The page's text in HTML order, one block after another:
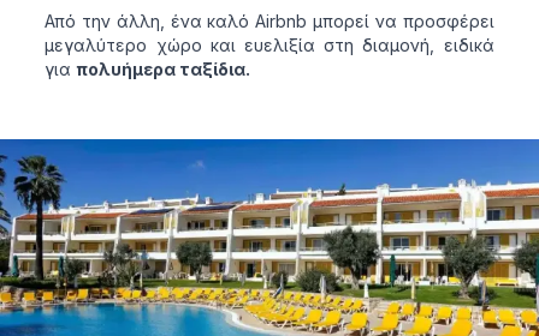
Από την άλλη, ένα καλό Airbnb μπορεί να προσφέρει
μεγαλύτερο χώρο και ευελιξία στη διαμονή, ειδικά
γιαπολυήμερα ταξίδια.